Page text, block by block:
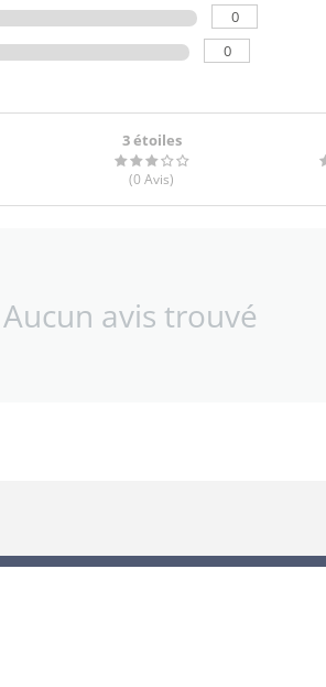
0
0
3 étoiles
(0 Avis)
Aucun avis trouvé